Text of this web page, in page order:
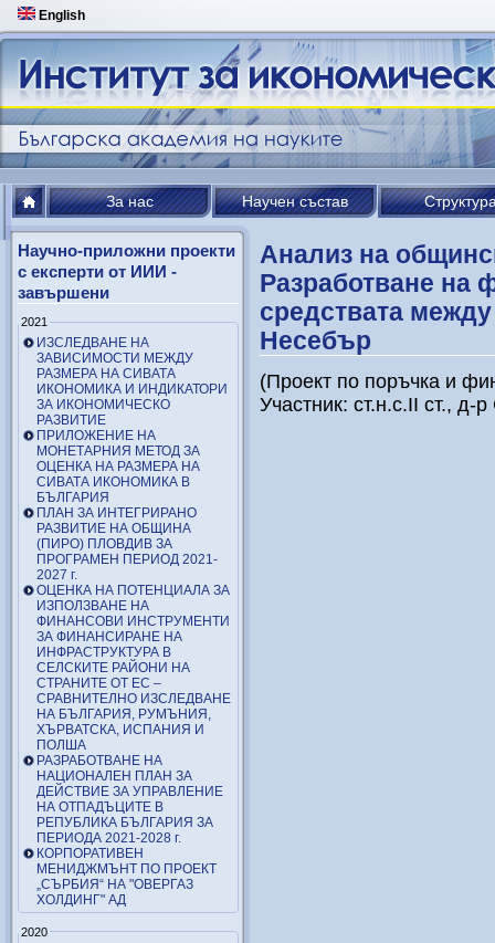
English
За нас Научен състав
Научно-приложни проекти
с експерти от ИИИ -
завършени
2021
ИЗСЛЕДВАНЕ НА
ЗАВИСИМОСТИ МЕЖДУ
РАЗМЕРА НА СИВАТА
ИКОНОМИКА И ИНДИКАТОРИ
ЗА ИКОНОМИЧЕСКО
РАЗВИТИЕ
ПРИЛОЖЕНИЕ НА
МОНЕТАРНИЯ МЕТОД ЗА
ОЦЕНКА НА РАЗМЕРА НА
СИВАТА ИКОНОМИКА В
БЪЛГАРИЯ
ПЛАН ЗА ИНТЕГРИРАНО
РАЗВИТИЕ НА ОБЩИНА
(ПИРО) ПЛОВДИВ ЗА
ПРОГРАМЕН ПЕРИОД 2021-
2027 г.
ОЦЕНКА НА ПОТЕНЦИАЛА ЗА
ИЗПОЛЗВАНЕ НА
ФИНАНСОВИ ИНСТРУМЕНТИ
ЗА ФИНАНСИРАНЕ НА
ИНФРАСТРУКТУРА В
СЕЛСКИТЕ РАЙОНИ НА
СТРАНИТЕ ОТ ЕС –
СРАВНИТЕЛНО ИЗСЛЕДВАНЕ
НА БЪЛГАРИЯ, РУМЪНИЯ,
ХЪРВАТСКА, ИСПАНИЯ И
ПОЛША
РАЗРАБОТВАНЕ НА
НАЦИОНАЛЕН ПЛАН ЗА
ДЕЙСТВИЕ ЗА УПРАВЛЕНИЕ
НА ОТПАДЪЦИТЕ В
РЕПУБЛИКА БЪЛГАРИЯ ЗА
ПЕРИОДА 2021-2028 г.
КОРПОРАТИВЕН
МЕНИДЖМЪНТ ПО ПРОЕКТ
„СЪРБИЯ“ НА "ОВЕРГАЗ
ХОЛДИНГ" АД
2020
Анализ на
Разработване на
средствата
Несебър
(Проект по поръчка и
Участник: ст.н.с.ІІ ст.,